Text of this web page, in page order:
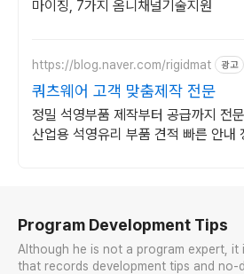
마이징, 7가지 옴니채널기술지원
https://blog.naver.com/rigidmat 광고
쿼츠웨어 고객 맞춤제작 전문
정밀 석영부품 제작부터 공급까지 전
산업용 석영유리 부품 견적 빠른 안내
Program Development Tips
Although he is not a program expert, it
that records development tips and no-